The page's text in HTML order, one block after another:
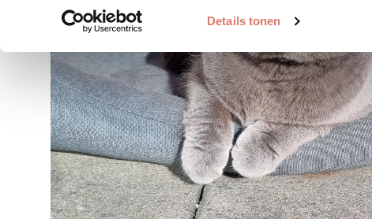
Details tonen